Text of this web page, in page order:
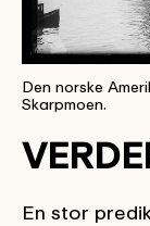
Den norske
Skarpmoen.
En stor